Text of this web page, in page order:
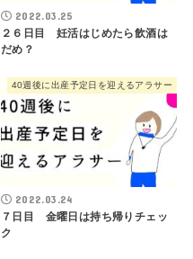
2022.03.25
２６日目 妊活はじめたら飲酒は
だめ？
40週後に出産予定日を迎えるアラサー
2022.03.24
７日目 金曜日は持ち帰りチェッ
ク